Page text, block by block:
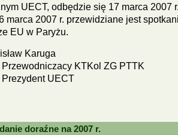
UECT, odbędzie się 17 marca 2007
marca 2007 r. przewidziane jest
EU w Paryżu.
Karuga
Przewodniczacy KTKol ZG PTTK
Prezydent UECT
doraźne na 2007 r.